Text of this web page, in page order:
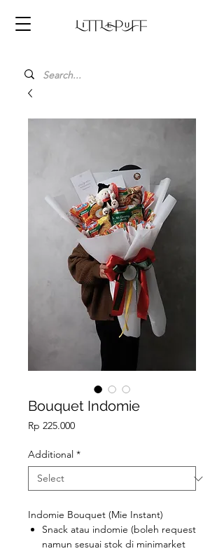
Bouquet Indomie
Rp 225.000Price
Additional *
Indomie Bouquet (Mie Instant)
Snack atau indomie (boleh request
namun sesuai stok di minimarket